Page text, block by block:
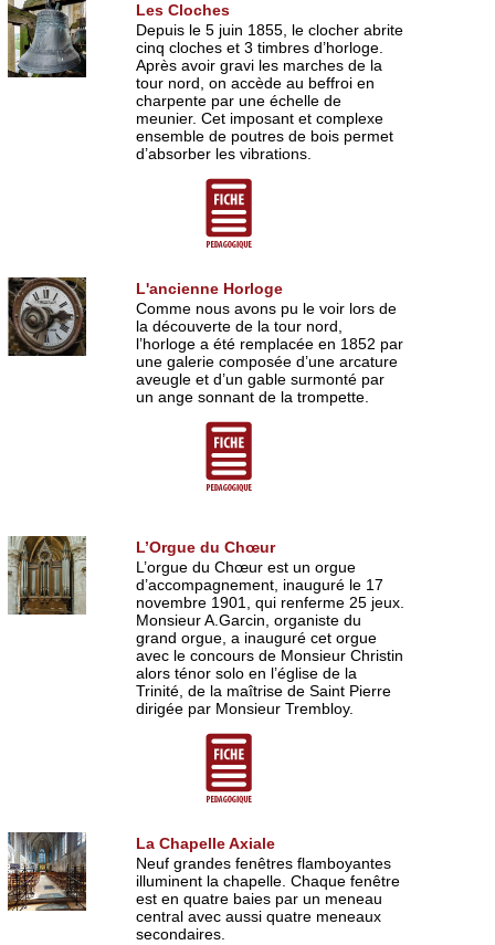
Les Cloches
Depuis le 5 juin 1855, le clocher abrite
cinq cloches et 3 timbres d’horloge.
Après avoir gravi les marches de la
tour nord, on accède au beffroi en
charpente par une échelle de
meunier. Cet imposant et complexe
ensemble de poutres de bois permet
d’absorber les vibrations.
L'ancienne Horloge
Comme nous avons pu le voir lors de
la découverte de la tour nord,
l’horloge a été remplacée en 1852 par
une galerie composée d’une arcature
aveugle et d’un gable surmonté par
un ange sonnant de la trompette.
L’Orgue du Chœur
L’orgue du Chœur est un orgue
d’accompagnement, inauguré le 17
novembre 1901, qui renferme 25 jeux.
Monsieur A.Garcin, organiste du
grand orgue, a inauguré cet orgue
avec le concours de Monsieur Christin
alors ténor solo en l’église de la
Trinité, de la maîtrise de Saint Pierre
dirigée par Monsieur Trembloy.
La Chapelle Axiale
Neuf grandes fenêtres flamboyantes
illuminent la chapelle. Chaque fenêtre
est en quatre baies par un meneau
central avec aussi quatre meneaux
secondaires.